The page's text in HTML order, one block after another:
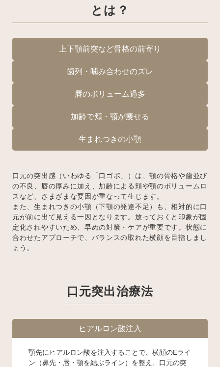
とは？
上下顎前突など骨格の前寄り
歯列・噛み合わせのズレ
唇のボリューム過多
加齢で頬・顎が痩せる
生まれつきの小顎
口元の突出感（いわゆる「口ゴボ」）は、顎の骨格や歯並び
の不良、唇の厚みに加え、加齢による頬や顎のボリュームロ
スなど、さまざまな要因が重なって生じます。
また、生まれつきの小顎（下顎の発達不足）も、相対的に口
元が前に出て見える一因となります。放っておくと印象が固
定化されやすいため、早めの対策・ケアが重要です。状態に
合わせたアプローチで、バランスの取れた横顔を目指しまし
ょう。
口元突出治療法
ヒアルロン酸注入
顎先にヒアルロン酸を注入することで、横顔のEライ
ン（鼻先・唇・顎を結ぶライン）を整え、口元の突